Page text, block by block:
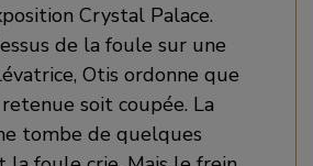
Crystal Palace.
de la foule sur une
Otis ordonne que
soit coupée. La
tombe de quelques